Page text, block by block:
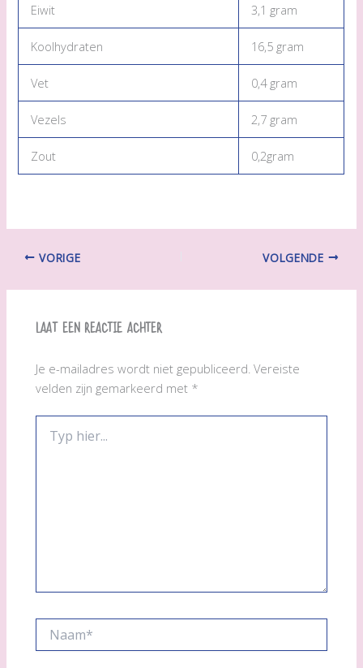
Eiwit 3,1 gram
Koolhydraten 16,5 gram
Vet 0,4 gram
Vezels 2,7 gram
Zout 0,2gram
VORIGE VOLGENDE
Laat een reactie achter
Je e-mailadres wordt niet gepubliceerd. Vereiste
velden zijn gemarkeerd met *
hier...